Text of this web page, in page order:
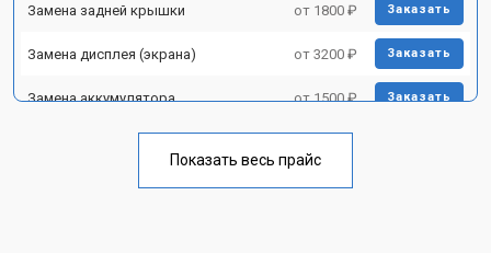
Замена задней крышки от 1800 ₽ Заказать
Замена дисплея (экрана) от 3200 ₽ Заказать
Замена аккумулятора от 1500 ₽ Заказать
Замена материнской платы от 3200 ₽
Показать весь прайс